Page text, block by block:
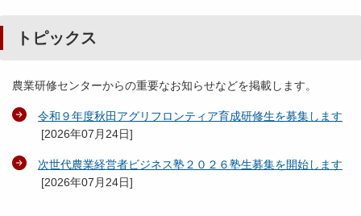
トピックス
農業研修センターからの重要なお知らせなどを掲載します。
令和９年度秋田アグリフロンティア育成研修生を募集します
[2026年07月24日]
次世代農業経営者ビジネス塾２０２６塾生募集を開始します
[2026年07月24日]